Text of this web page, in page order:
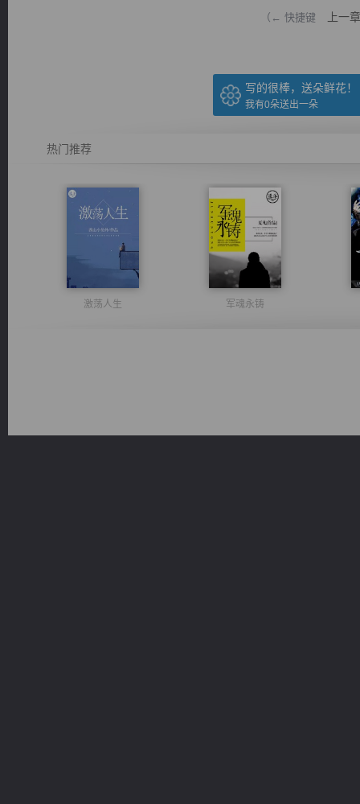
（← 快捷键 上一章
写的很棒，送朵鲜花！
我有0朵送出一朵
热门推荐
激荡人生 军魂永铸